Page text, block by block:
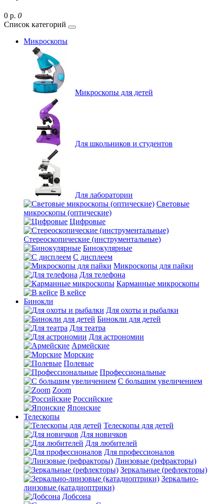
0 р. 0
Список категорий
Микроскопы
Микроскопы для детей
Для школьников и студентов
Для лаборатории
Световые
микроскопы (оптические)
Цифровые
Стереоскопические (инструментальные)
Бинокулярные
С дисплеем
Микроскопы для пайки
Для телефона
Карманные микроскопы
В кейсе
Бинокли
Для охоты и рыбалки
Бинокли для детей
Для театра
Для астрономии
Армейские
Морские
Полевые
Профессиональные
С большим увеличением
Zoom
Российские
Японские
Телескопы
Телескопы для детей
Для новичков
Для любителей
Для профессионалов
Линзовые (рефракторы)
Зеркальные (рефлекторы)
Зеркально-
линзовые (катадиоптрики)
Добсона